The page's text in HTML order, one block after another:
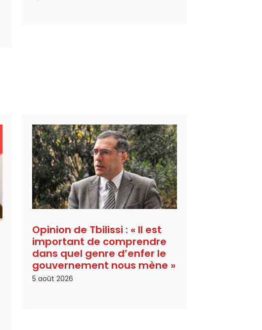
Opinion de Tbilissi : « Il est
important de comprendre
dans quel genre d’enfer le
gouvernement nous mène »
5 août 2026